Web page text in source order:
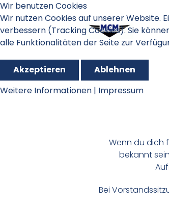
Wenn du dich
bekannt
Bei
Wir benutzen Cookies
Wir nutzen Cookies auf unserer Website.
verbessern (Tracking Cookies). Sie
alle Funktionalitäten der Seite zur
Akzeptieren
Ablehnen
Weitere Informationen | Impressum